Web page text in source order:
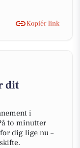
Kopiér link
dit
i
to minutter
dig lige nu –